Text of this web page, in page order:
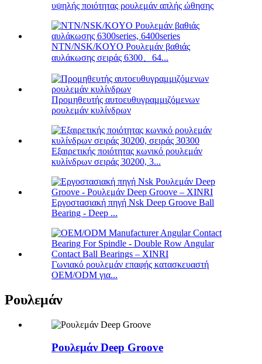
υψηλής ποιότητας ρουλεμάν απλής ώθησης
NTN/NSK/KOYO Ρουλεμάν βαθιάς
αυλάκωσης σειράς 6300、64...
Προμηθευτής αυτοευθυγραμμιζόμενων
ρουλεμάν κυλίνδρων
Εξαιρετικής ποιότητας κωνικό ρουλεμάν
κυλίνδρων σειράς 30200, 3...
Εργοστασιακή πηγή Nsk Deep Groove Ball
Bearing - Deep ...
Γωνιακό ρουλεμάν επαφής κατασκευαστή
OEM/ODM για...
Ρουλεμάν
Ρουλεμάν Deep Groove